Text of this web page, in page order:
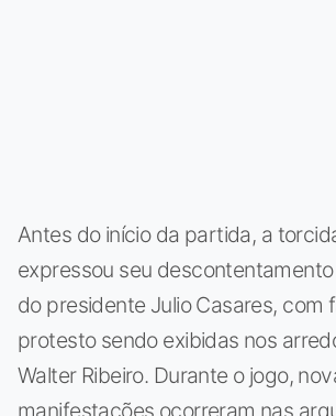
Antes do início da partida, a
expressou seu
do presidente Julio Casares, com
protesto sendo exibidas nos
Walter Ribeiro. Durante o jogo,
manifestações ocorreram nas